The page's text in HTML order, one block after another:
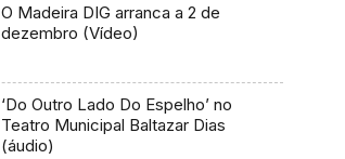
O Madeira DIG arranca a 2 de
dezembro (Vídeo)
‘Do Outro Lado Do Espelho’ no
Teatro Municipal Baltazar Dias
(áudio)